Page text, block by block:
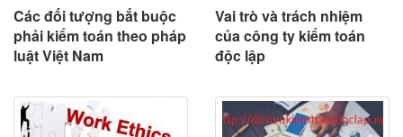
Các đối tượng bắt buộc
phải kiểm toán theo pháp
luật Việt Nam
Vai trò và trách nhiệm
của công ty kiểm toán
độc lập